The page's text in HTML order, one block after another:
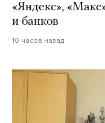
«Яндекс»,
и банков
10 часов назад